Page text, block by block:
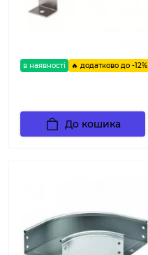
в наявності 🔥 додатково до -12%
До кошика